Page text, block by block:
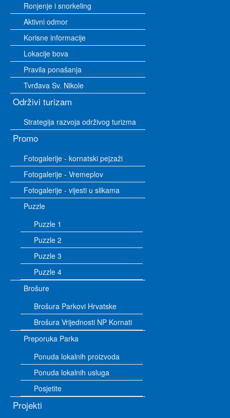
Ronjenje i snorkeling
Aktivni odmor
Korisne informacije
Lokacije bova
Pravila ponašanja
Tvrđava Sv. Nikole
Održivi turizam
Strategija razvoja održivog turizma
Promo
Fotogalerije - kornatski pejzaži
Fotogalerije - Vremeplov
Fotogalerije - vijesti u slikama
Puzzle
Puzzle 1
Puzzle 2
Puzzle 3
Puzzle 4
Brošure
Brošura Parkovi Hrvatske
Brošura Vrijednosti NP Kornati
Preporuka Parka
Ponuda lokalnih proizvoda
Ponuda lokalnih usluga
Posjetite
Projekti